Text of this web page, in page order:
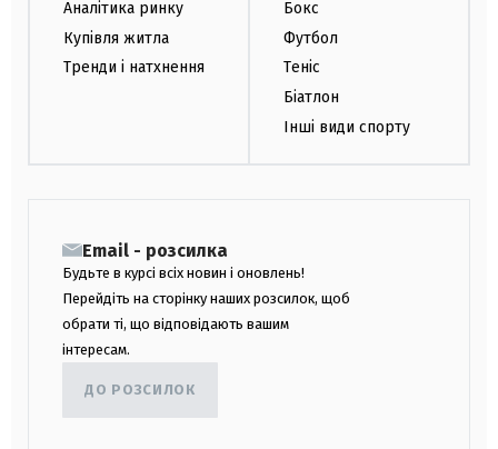
Аналітика ринку
Купівля житла
Тренди і натхнення
Бокс
Футбол
Теніс
Біатлон
Інші види спорту
Email - розсилка
Будьте в курсі всіх новин і оновлень!
Перейдіть на сторінку наших розсилок, щоб
обрати ті, що відповідають вашим
інтересам.
ДО РОЗСИЛОК